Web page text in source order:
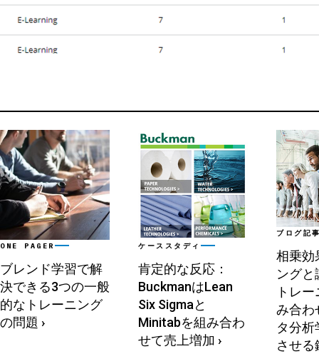
ONE PAGER
ブレンド学習で解
決できる3つの一般
的なトレーニング
の問題 ›
ケーススタディ
肯定的な反応：
BuckmanはLean
Six Sigmaと
Minitabを組み合わ
せて売上増加 ›
ブログ記
相乗効
ングと
トレ
み合わ
タ分析
させる